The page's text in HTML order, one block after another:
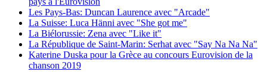
Les Pays-Bas: Duncan Laurence avec "Arcade"
La Suisse: Luca Hänni avec "She got me"
La Biélorussie: Zena avec "Like it"
La République de Saint-Marin: Serhat avec "Say Na Na Na"
Katerine Duska pour la Grèce au concours Eurovision de la
chanson 2019